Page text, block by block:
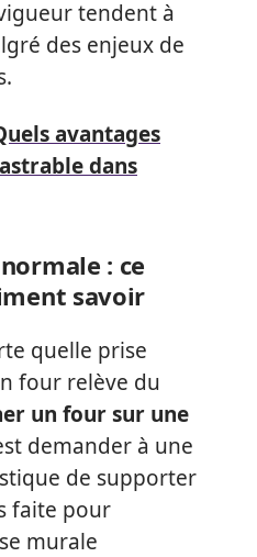
tendent à
des enjeux de
avantages
dans
: ce
savoir
quelle prise
four relève du
un four sur une
demander à une
de supporter
faite pour
murale